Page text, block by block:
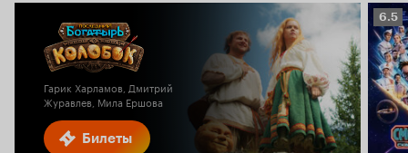
Билеты
Гарик Харламов, Дмитрий
Журавлев, Мила Ершова
6.5
6.5